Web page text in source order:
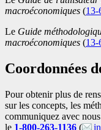
macroéconomiques (13-
Le Guide
macroéconomiques (
Coordonnées
Pour obtenir plus de
sur les concepts, les
communiquez avec
le 1-800-263-1136 (